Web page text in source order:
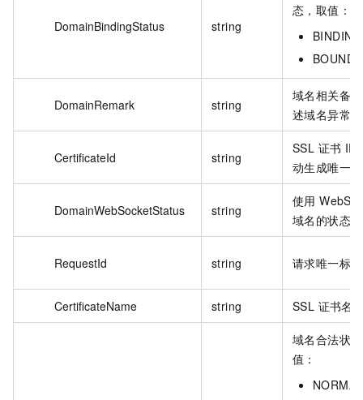
DomainBindingStatus string
态，取值：
BOUND
DomainRemark string
域名相关备
述域名异常
CertificateId string
SSL 证书 ID
动生成唯一
DomainWebSocketStatus string
使用
域名的状态
RequestId string 请求唯一标识
CertificateName string SSL 证书名
域名合法状
值：